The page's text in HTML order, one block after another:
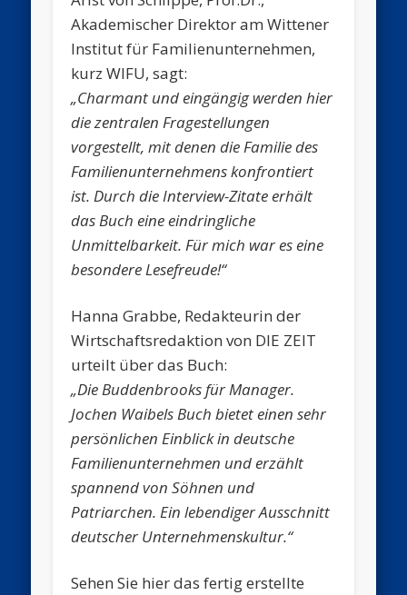
Akademischer Direktor am Wittener
Institut für Familienunternehmen,
kurz WIFU, sagt:
„Charmant und eingängig werden hier
die zentralen Fragestellungen
vorgestellt, mit denen die Familie des
Familienunternehmens konfrontiert
ist. Durch die Interview-Zitate erhält
das Buch eine eindringliche
Unmittelbarkeit. Für mich war es eine
besondere Lesefreude!“
Hanna Grabbe, Redakteurin der
Wirtschaftsredaktion von DIE ZEIT
urteilt über das Buch:
„Die Buddenbrooks für Manager.
Jochen Waibels Buch bietet einen sehr
persönlichen Einblick in deutsche
Familienunternehmen und erzählt
spannend von Söhnen und
Patriarchen. Ein lebendiger Ausschnitt
deutscher Unternehmenskultur.“
Sehen Sie hier das fertig erstellte